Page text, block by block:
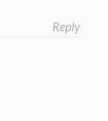
Reply